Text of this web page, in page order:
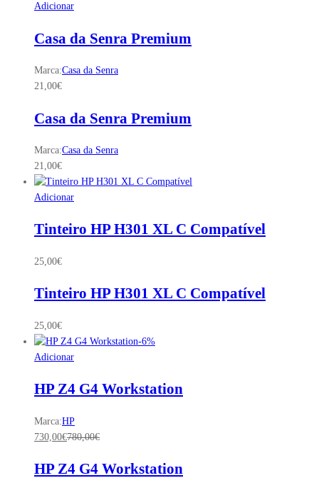
Adicionar
Casa da Senra Premium
Marca:Casa da Senra
21,00€
Casa da Senra Premium
Marca:Casa da Senra
21,00€
Adicionar
Tinteiro HP H301 XL C Compatível
25,00€
Tinteiro HP H301 XL C Compatível
25,00€
-6%
Adicionar
HP Z4 G4 Workstation
Marca:HP
730,00€780,00€
HP Z4 G4 Workstation